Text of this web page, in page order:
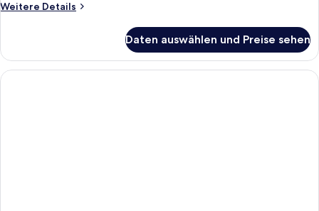
Weitere Details
Weitere
Daten auswählen und Preise sehen